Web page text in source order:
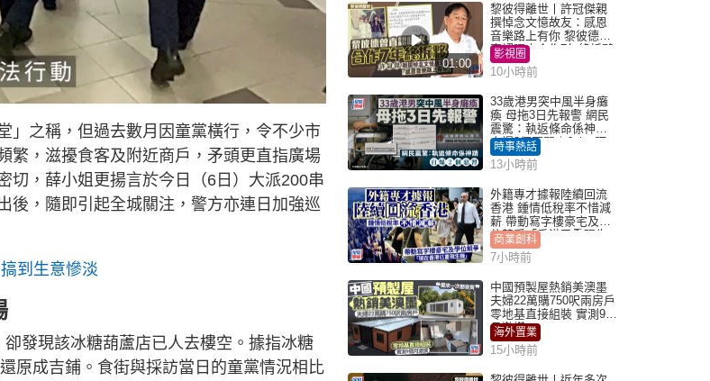
」之稱，但過去數月因童黨橫行，令不少市
繁，滋擾食客及附近商戶，矛頭更直指廣場
切，薛小姐更揚言於今日（6日）大派200串
後，隨即引起全城關注，警方亦連日加強巡
到生意慘淡
發現該冰糖葫蘆店已人去樓空。據指冰糖
原成吉鋪。食街與採訪當日的童黨情況相比
01:00
黎彼得離世丨許冠傑親
撰悼念文憶故友：感恩
音樂路上有你 黎彼德曾
直認唔夾合作7年終拆夥
影視圈
10小時前
33歲港男突中風半身癱
瘓 母拖3日先報警 網民
震驚：執返條命係神蹟
自爆2個惡習｜Juicy叮
時事熱話
13小時前
外籍專才據報陸續回流
香港 鍾情低稅率不惜減
薪 帶動寫字樓豪宅及學
位競爭「香港已重現生
機」
商業創科
7小時前
中國預製屋熱銷美澳墨
夫婦22萬購750呎兩房戶
零地基直接組裝 實測9個
月激讚
海外置業
15小時前